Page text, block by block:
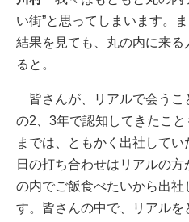
い街”と思ってしまいます。
結果を見ても、丸の内に来
ると。
皆さんが、リアルで会うこ
の2、3年で認知してきたこ
までは、ともかく出社して
日の打ち合わせはリアルの
の内でご飯食べたいから出
す。皆さんの中で、リアルを